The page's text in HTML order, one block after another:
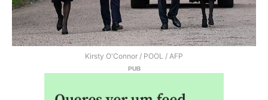
Kirsty O'Connor / POOL / AFP